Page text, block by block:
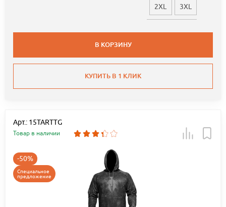
2XL 3XL
В КОРЗИНУ
КУПИТЬ В 1 КЛИК
Арт.: 15TARTTG
Товар в наличии
-50%
Специальное
предложение